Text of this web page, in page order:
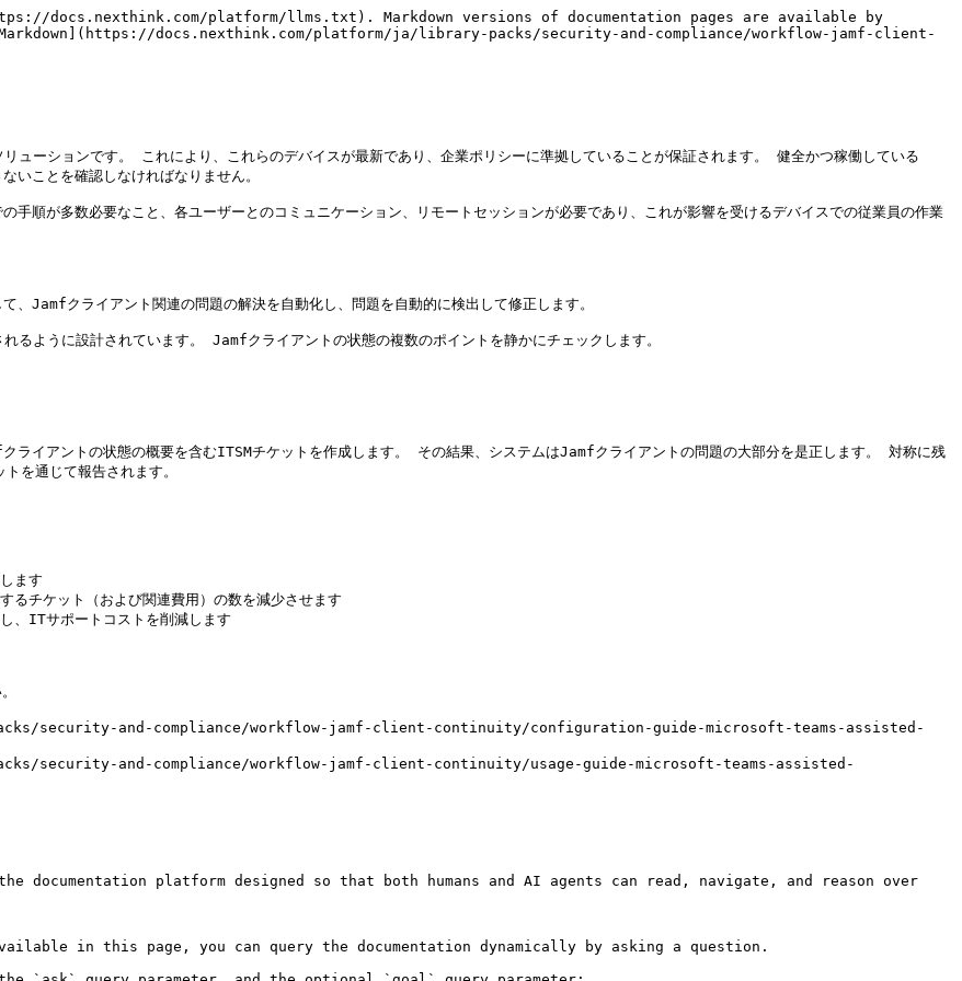
docs.nexthink.com/platform/llms.txt). Markdown versions of documentation pages are available by
docs.nexthink.com/platform/ja/library-packs/security-and-compliance/workflow-jamf-client-
ューションです。 これにより、これらのデバイスが最新であり、企業ポリシーに準拠していることが保証されます。 健全かつ稼働している
いことを確認しなければなりません。
順が多数必要なこと、各ユーザーとのコミュニケーション、リモートセッションが必要であり、これが影響を受けるデバイスでの従業員の作業
Jamfクライアント関連の問題の解決を自動化し、問題を自動的に検出して修正します。
るように設計されています。 Jamfクライアントの状態の複数のポイントを静かにチェックします。
ライアントの状態の概要を含むITSMチケットを作成します。 その結果、システムはJamfクライアントの問題の大部分を是正します。 対称に残
を通じて報告されます。
ます
るチケット（および関連費用）の数を減少させます
、ITサポートコストを削減します
security-and-compliance/workflow-jamf-client-continuity/configuration-guide-microsoft-teams-assisted-
security-and-compliance/workflow-jamf-client-continuity/usage-guide-microsoft-teams-assisted-
documentation platform designed so that both humans and AI agents can read, navigate, and reason over
in this page, you can query the documentation dynamically by asking a question.